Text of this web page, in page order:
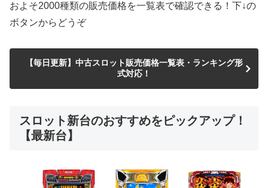
およそ2000種類の販売価格を一覧表で確認できる！下↓の
ボタンからどうぞ
【毎日更新】中古スロット販売価格一覧表・ランキング形
式対応！
スロット新台のおすすめをピックアップ！
【最新台】